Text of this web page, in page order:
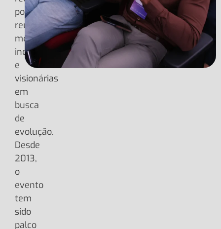
por
reunir
mentes
inquietas
e
visionárias
em
busca
de
evolução.
Desde
2013,
o
evento
tem
sido
palco